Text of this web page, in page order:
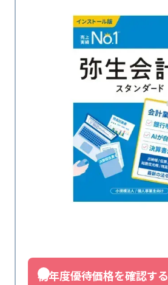
初年度優待価格を確認する